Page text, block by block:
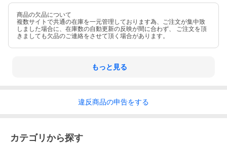
備考
⇒ ダウン製品に関する注意事項
お問い合わせ
350929664
商品の欠品について
複数サイトで共通の在庫を一元管理しております為、ご注文が集中致
しました場合に、在庫数の自動更新の反映が間に合わず、 ご注文を頂
きましても欠品のご連絡をさせて頂く場合があります。
もっと見る
違反商品の申告をする
カテゴリから探す